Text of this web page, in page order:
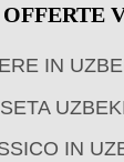
OFFERTE
IN
IN